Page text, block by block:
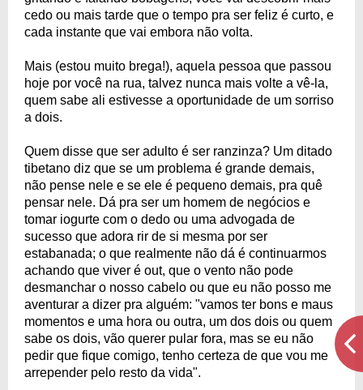
cedo ou mais tarde que o tempo pra ser feliz é curto, e
cada instante que vai embora não volta.
Mais (estou muito brega!), aquela pessoa que passou
hoje por você na rua, talvez nunca mais volte a vê-la,
quem sabe ali estivesse a oportunidade de um sorriso
a dois.
Quem disse que ser adulto é ser ranzinza? Um ditado
tibetano diz que se um problema é grande demais,
não pense nele e se ele é pequeno demais, pra quê
pensar nele. Dá pra ser um homem de negócios e
tomar iogurte com o dedo ou uma advogada de
sucesso que adora rir de si mesma por ser
estabanada; o que realmente não dá é continuarmos
achando que viver é out, que o vento não pode
desmanchar o nosso cabelo ou que eu não posso me
aventurar a dizer pra alguém: "vamos ter bons e maus
momentos e uma hora ou outra, um dos dois ou quem
sabe os dois, vão querer pular fora, mas se eu não
pedir que fique comigo, tenho certeza de que vou me
arrepender pelo resto da vida".